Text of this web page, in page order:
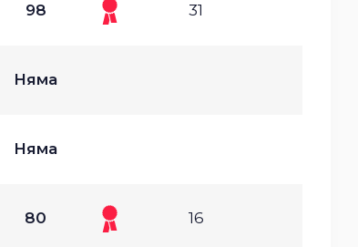
98 31
Няма
Няма
80 16